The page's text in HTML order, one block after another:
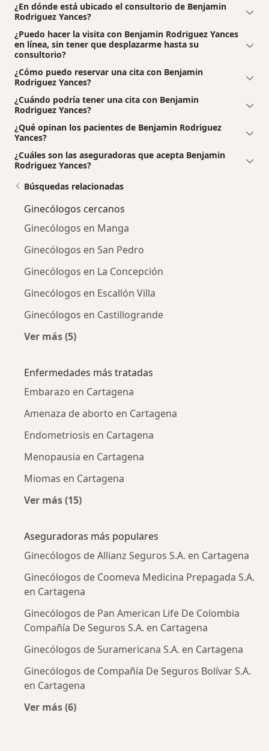
¿En dónde está ubicado el consultorio de Benjamin
Rodriguez Yances?
¿Puedo hacer la visita con Benjamin Rodriguez Yances
en línea, sin tener que desplazarme hasta su
consultorio?
¿Cómo puedo reservar una cita con Benjamin
Rodriguez Yances?
¿Cuándo podría tener una cita con Benjamin
Rodriguez Yances?
¿Qué opinan los pacientes de Benjamin Rodriguez
Yances?
¿Cuáles son las aseguradoras que acepta Benjamin
Rodriguez Yances?
Búsquedas relacionadas
Ginecólogos cercanos
Ginecólogos en Manga
Ginecólogos en San Pedro
Ginecólogos en La Concepción
Ginecólogos en Escallón Villa
Ginecólogos en Castillogrande
Ver más (5)
Enfermedades más tratadas
Embarazo en Cartagena
Amenaza de aborto en Cartagena
Endometriosis en Cartagena
Menopausia en Cartagena
Miomas en Cartagena
Ver más (15)
Aseguradoras más populares
Ginecólogos de Allianz Seguros S.A. en Cartagena
Ginecólogos de Coomeva Medicina Prepagada S.A.
en Cartagena
Ginecólogos de Pan American Life De Colombia
Compañía De Seguros S.A. en Cartagena
Ginecólogos de Suramericana S.A. en Cartagena
Ginecólogos de Compañía De Seguros Bolívar S.A.
en Cartagena
Ver más (6)